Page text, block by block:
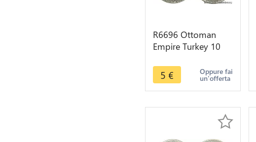
R6696 Ottoman
Empire Turkey 10
Reshat AH 1327 /4
1912 -> M offer
5 € Oppure fai
un'offerta